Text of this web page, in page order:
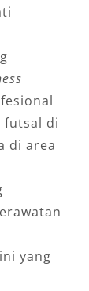
futsal di
di area
yang